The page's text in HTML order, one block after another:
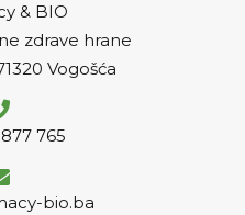
& BIO
zdrave hrane
Vogošća
765
bio.ba